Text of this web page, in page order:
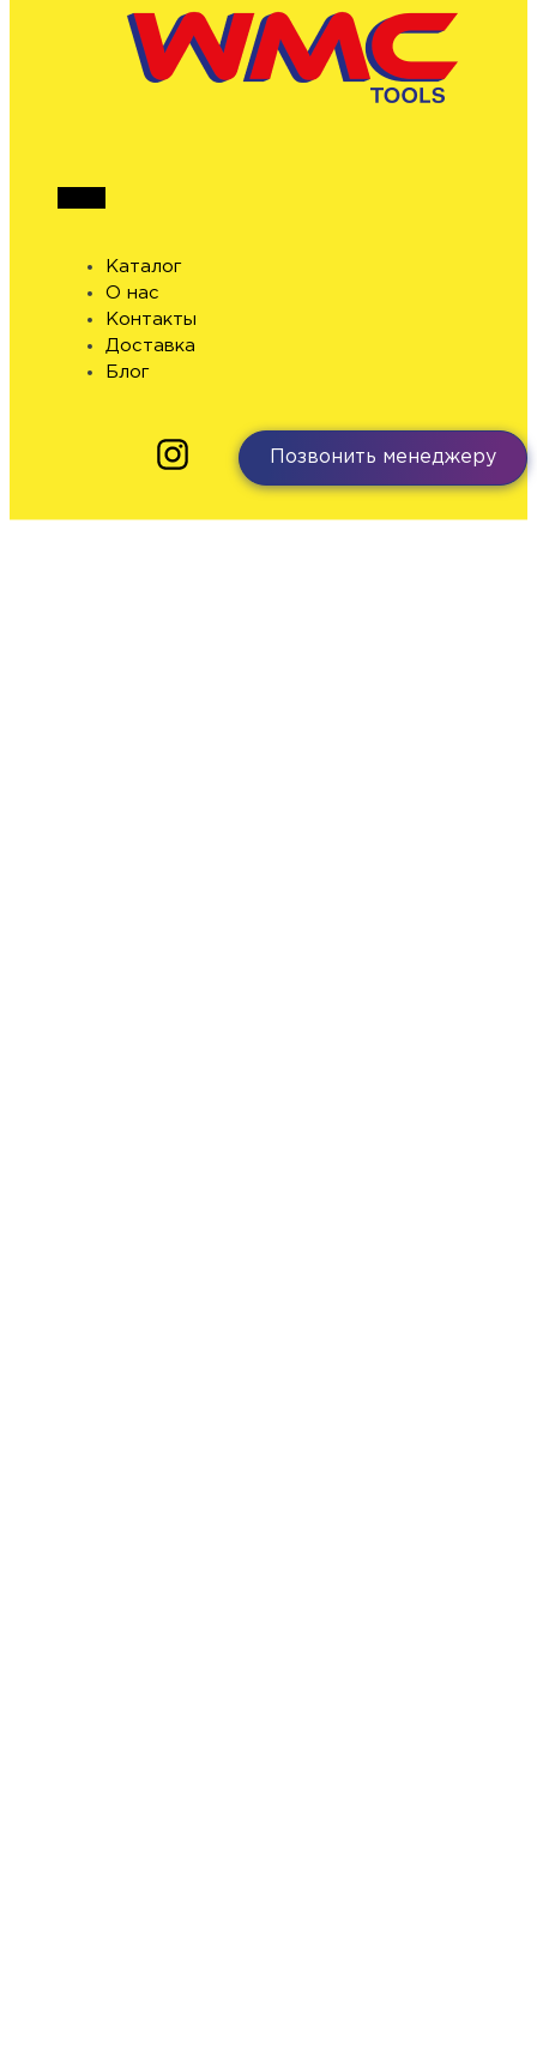
Каталог
О нас
Контакты
Доставка
Блог
Позвонить менеджеру